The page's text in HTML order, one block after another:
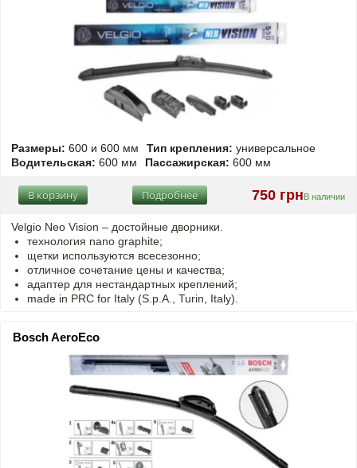
Размеры: 600 и 600 мм Тип крепления: универсальное
Водительская: 600 мм Пассажирская: 600 мм
750 грнВ наличии
Подробнее
В корзину
Velgio Neo Vision – достойные дворники.
технология nano graphite;
щетки используются всесезонно;
отличное сочетание цены и качества;
адаптер для нестандартных креплений;
made in PRC for Italy (S.p.A., Turin, Italy).
Bosch AeroEco